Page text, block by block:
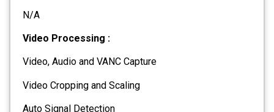
N/A
Video Processing :
Video, Audio and VANC Capture
Video Cropping and Scaling
Auto Signal Detection